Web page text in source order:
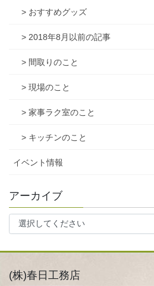
> おすすめグッズ
> 2018年8月以前の記事
> 間取りのこと
> 現場のこと
> 家事ラク室のこと
> キッチンのこと
イベント情報
アーカイブ
(株)春日工務店